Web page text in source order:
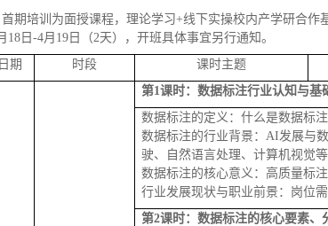
首期培训为面授课程，理论学习+线下实操校内产学研合
18日-4月19日（2天），开班具体事宜另行通知。
期
时段 课时主题
第1课时：数据标注行业认知与基
数据标注的定义：什么是数据标
数据标注的行业背景：AI发展与
驶、自然语言处理、计算机视觉等
数据标注的核心意义：高质量标
行业发展现状与职业前景：岗位
第2课时：数据标注的核心要素、